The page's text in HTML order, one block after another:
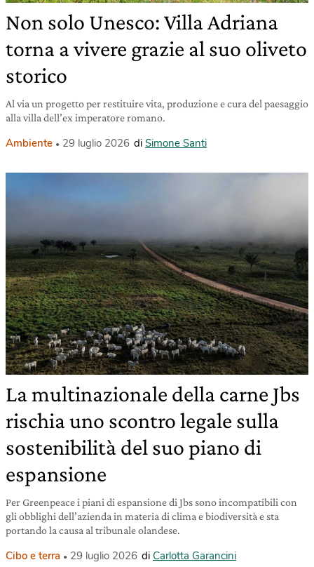
Non solo Unesco: Villa Adriana
torna a vivere grazie al suo oliveto
storico
Al via un progetto per restituire vita, produzione e cura del paesaggio
alla villa dell’ex imperatore romano.
Ambiente 29 luglio 2026 di Simone Santi
La multinazionale della carne Jbs
rischia uno scontro legale sulla
sostenibilità del suo piano di
espansione
Per Greenpeace i piani di espansione di Jbs sono incompatibili con
gli obblighi dell’azienda in materia di clima e biodiversità e sta
portando la causa al tribunale olandese.
Cibo e terra 29 luglio 2026 di Carlotta Garancini